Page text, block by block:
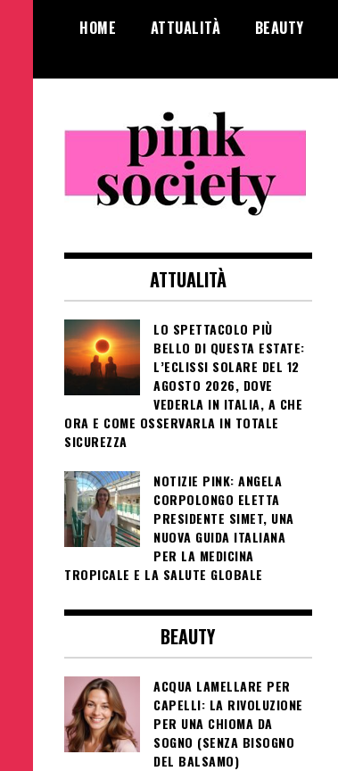
HOME ATTUALITÀ BEAUTY
Pink Society
femminile
ATTUALITÀ
LO SPETTACOLO PIÙ
BELLO DI QUESTA ESTATE:
L’ECLISSI SOLARE DEL 12
AGOSTO 2026, DOVE
VEDERLA IN ITALIA, A CHE
ORA E COME OSSERVARLA IN TOTALE
SICUREZZA
NOTIZIE PINK: ANGELA
CORPOLONGO ELETTA
PRESIDENTE SIMET, UNA
NUOVA GUIDA ITALIANA
PER LA MEDICINA
TROPICALE E LA SALUTE GLOBALE
BEAUTY
ACQUA LAMELLARE PER
CAPELLI: LA RIVOLUZIONE
PER UNA CHIOMA DA
SOGNO (SENZA BISOGNO
DEL BALSAMO)